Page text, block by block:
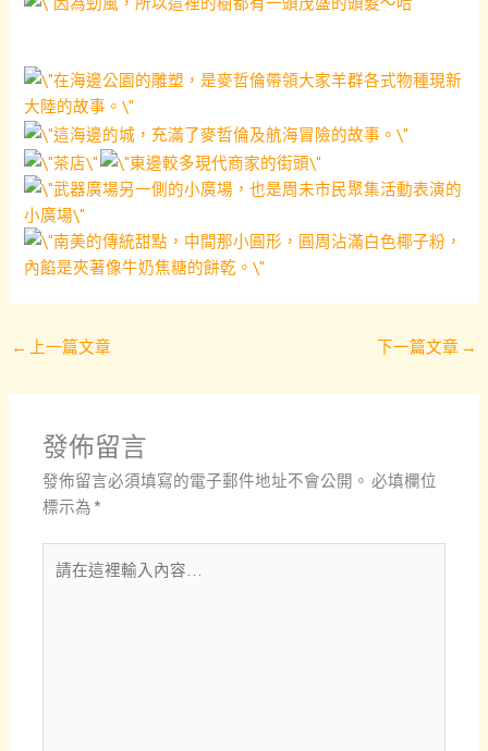
← 上一篇文章 下一篇文章 →
發佈留言
發佈留言必須填寫的電子郵件地址不會公開。 必填欄位
標示為 *
在